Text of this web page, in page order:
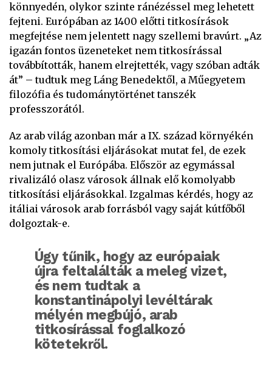
könnyedén, olykor szinte ránézéssel meg lehetett
fejteni. Európában az 1400 előtti titkosírások
megfejtése nem jelentett nagy szellemi bravúrt. „Az
igazán fontos üzeneteket nem titkosírással
továbbították, hanem elrejtették, vagy szóban adták
át” – tudtuk meg Láng Benedektől, a Műegyetem
filozófia és tudománytörténet tanszék
professzorától.
Az arab világ azonban már a IX. század környékén
komoly titkosítási eljárásokat mutat fel, de ezek
nem jutnak el Európába. Először az egymással
rivalizáló olasz városok állnak elő komolyabb
titkosítási eljárásokkal. Izgalmas kérdés, hogy az
itáliai városok arab forrásból vagy saját kútfőből
dolgoztak-e.
Úgy tűnik, hogy az európaiak
újra feltalálták a meleg vizet,
és nem tudtak a
konstantinápolyi levéltárak
mélyén megbújó, arab
titkosírással foglalkozó
kötetekről.